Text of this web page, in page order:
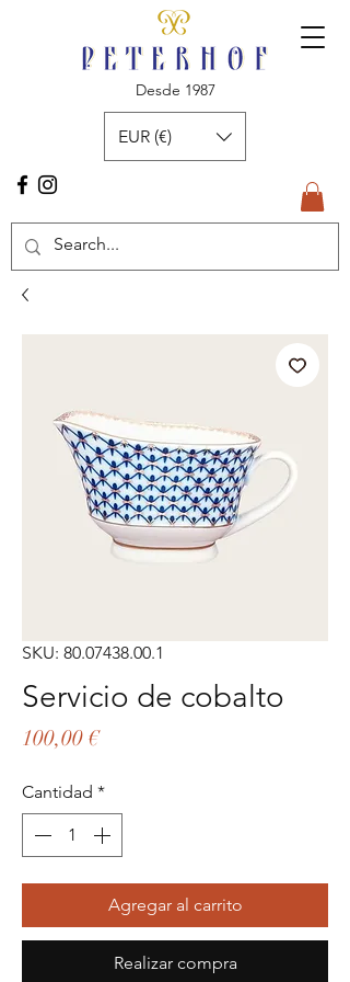
Desde 1987
EUR (€)
SKU: 80.07438.00.1
Servicio de cobalto
100,00 €Precio
Cantidad *
Agregar al carrito
Realizar compra